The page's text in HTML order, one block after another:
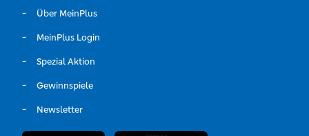
Über MeinPlus
MeinPlus Login
Spezial Aktion
Gewinnspiele
Newsletter